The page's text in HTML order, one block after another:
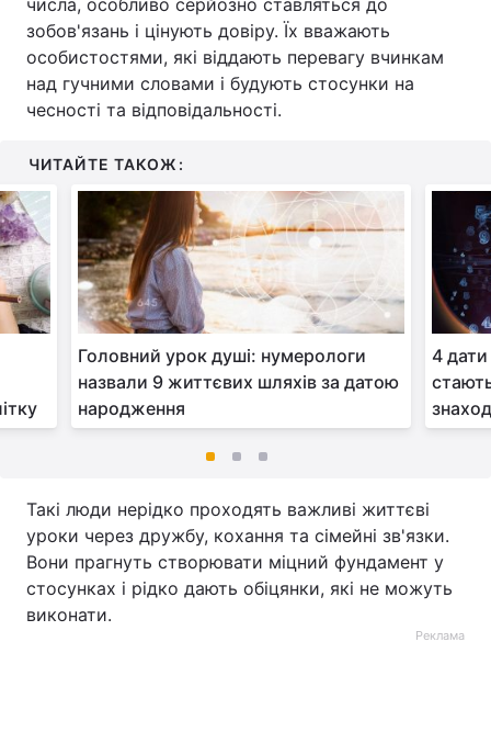
зобов'язань і цінують довіру. Їх вважають
особистостями, які віддають перевагу вчинкам
над гучними словами і будують стосунки на
чесності та відповідальності.
ЧИТАЙТЕ ТАКОЖ:
Головний урок душі: нумерологи
назвали 9 життєвих шляхів за датою
народження
4
Такі люди нерідко проходять важливі життєві
уроки через дружбу, кохання та сімейні зв'язки.
Вони прагнуть створювати міцний фундамент у
стосунках і рідко дають обіцянки, які не можуть
виконати.
Реклама